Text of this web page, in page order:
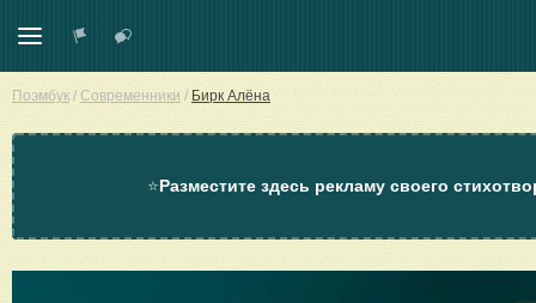
Поэмбук / Современники / Бирк Алёна
⭐Разместите здесь рекламу своего